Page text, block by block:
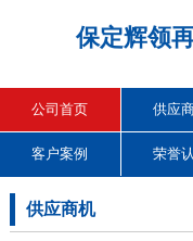
保定辉领
公司首页 供应
客户案例 荣誉
供应商机